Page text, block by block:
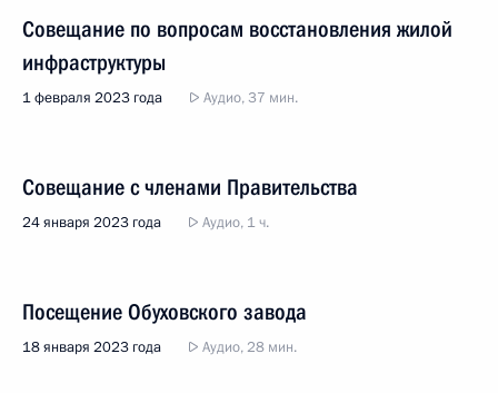
Совещание по вопросам восстановления жилой
инфраструктуры
1 февраля 2023 года Аудио, 37 мин.
Совещание с членами Правительства
24 января 2023 года Аудио, 1 ч.
Посещение Обуховского завода
18 января 2023 года Аудио, 28 мин.